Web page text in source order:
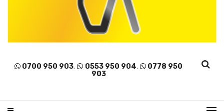
0700 950 903, 0553 950 904,
0778 950
903